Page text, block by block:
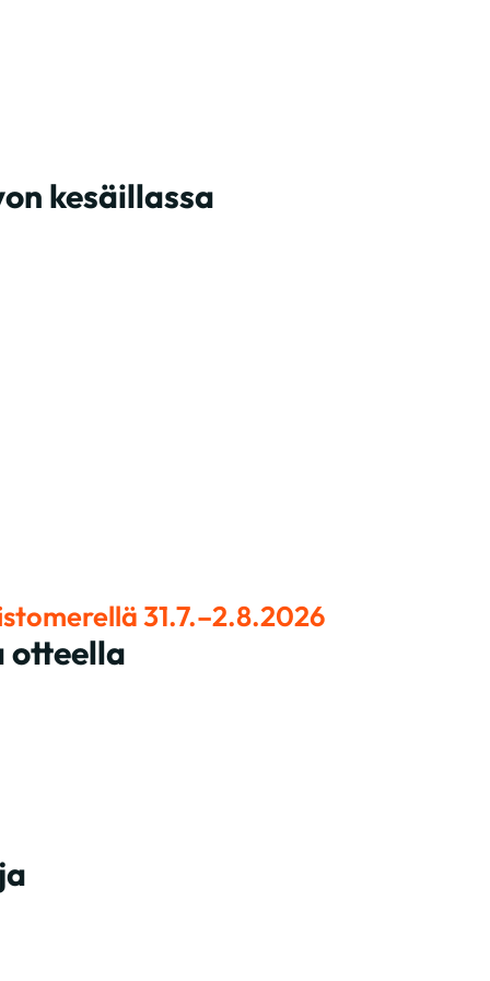
kesäillassa
31.7.–2.8.2026
otteella